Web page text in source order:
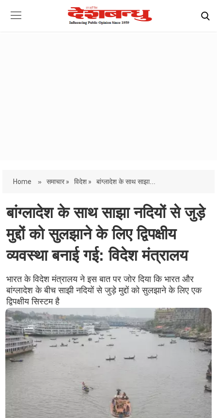
Home » समाचार » विदेश » बांग्लादेश के साथ साझा...
बांग्लादेश के साथ साझा नदियों से जुड़े
मुद्दों को सुलझाने के लिए द्विपक्षीय
व्यवस्था बनाई गई: विदेश मंत्रालय
भारत के विदेश मंत्रालय ने इस बात पर जोर दिया कि भारत और
बांग्लादेश के बीच साझी नदियों से जुड़े मुद्दों को सुलझाने के लिए एक
द्विपक्षीय सिस्टम है